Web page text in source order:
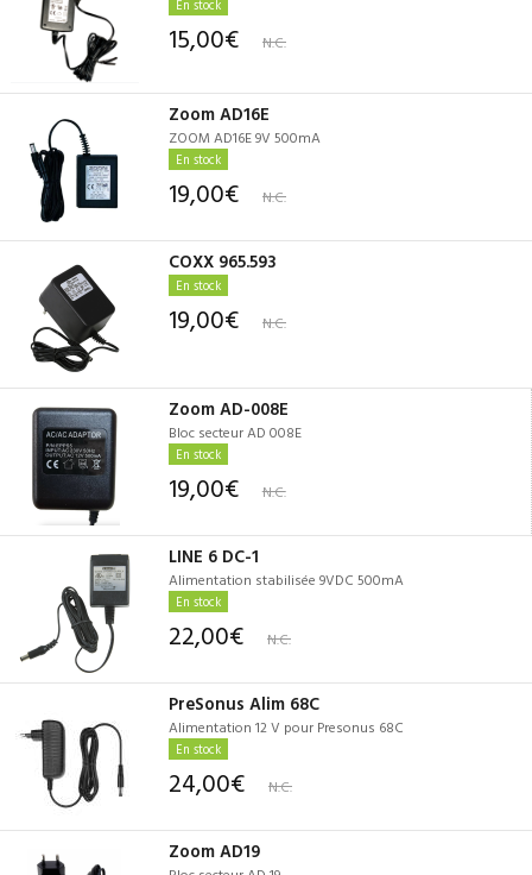
En stock
15,00€ N.C.
Zoom AD16E
ZOOM AD16E 9V 500mA
En stock
19,00€ N.C.
COXX 965.593
En stock
19,00€ N.C.
Zoom AD-008E
Bloc secteur AD 008E
En stock
19,00€ N.C.
LINE 6 DC-1
Alimentation stabilisée 9VDC 500mA
En stock
22,00€ N.C.
PreSonus Alim 68C
Alimentation 12 V pour Presonus 68C
En stock
24,00€ N.C.
Zoom AD19